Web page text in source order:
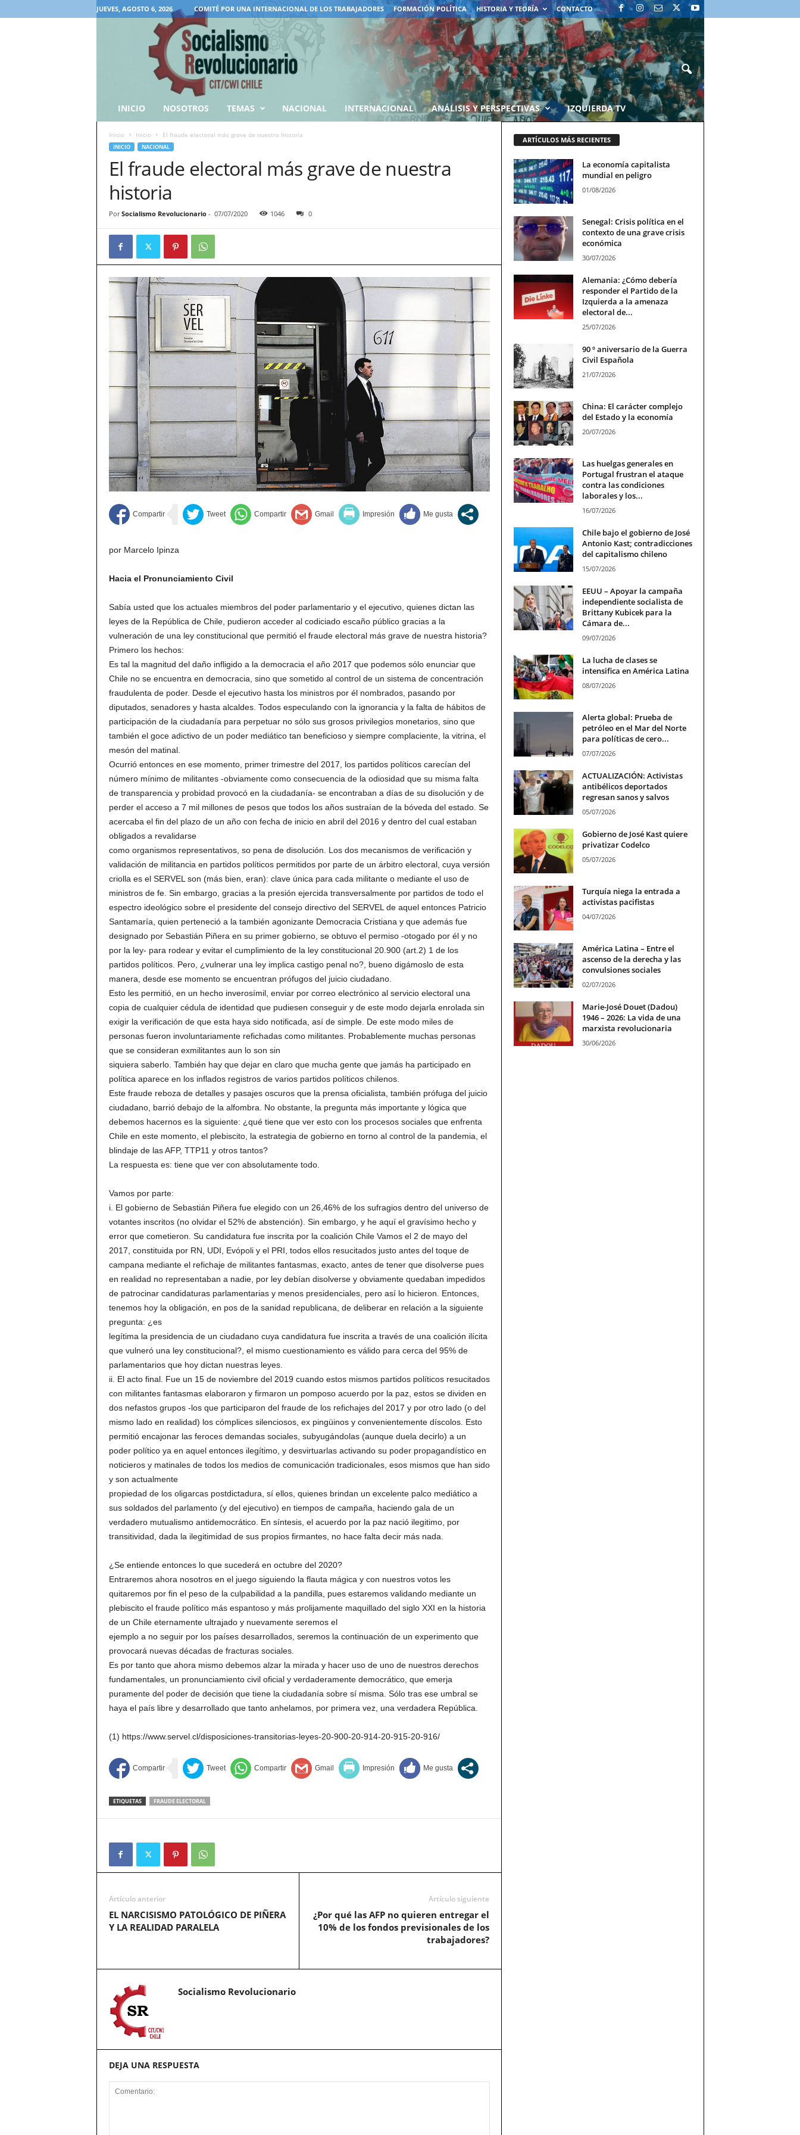
JUEVES, AGOSTO 6, 2026 COMITÉ POR UNA INTERNACIONAL DE LOS TRABAJADORES FORMACIÓN POLÍTICA HISTORIA Y TEORÍA CONTACTO
INICIO NOSOTROS TEMAS NACIONAL INTERNACIONAL ANÁLISIS Y PERSPECTIVAS IZQUIERDA TV
Inicio Inicio El fraude electoral más grave de nuestra historia
INICIO NACIONAL
El fraude electoral más grave de nuestra
historia
Por Socialismo Revolucionario- 07/07/2020 1046 0
por Marcelo Ipinza
Hacia el Pronunciamiento Civil
Sabía usted que los actuales miembros del poder parlamentario y el ejecutivo, quienes dictan las
leyes de la República de Chile, pudieron acceder al codiciado escaño público gracias a la
vulneración de una ley constitucional que permitió el fraude electoral más grave de nuestra historia?
Primero los hechos:
Es tal la magnitud del daño infligido a la democracia el año 2017 que podemos sólo enunciar que
Chile no se encuentra en democracia, sino que sometido al control de un sistema de concentración
fraudulenta de poder. Desde el ejecutivo hasta los ministros por él nombrados, pasando por
diputados, senadores y hasta alcaldes. Todos especulando con la ignorancia y la falta de hábitos de
participación de la ciudadanía para perpetuar no sólo sus grosos privilegios monetarios, sino que
también el goce adictivo de un poder mediático tan beneficioso y siempre complaciente, la vitrina, el
mesón del matinal.
Ocurrió entonces en ese momento, primer trimestre del 2017, los partidos políticos carecían del
número mínimo de militantes -obviamente como consecuencia de la odiosidad que su misma falta
de transparencia y probidad provocó en la ciudadanía- se encontraban a días de su disolución y de
perder el acceso a 7 mil millones de pesos que todos los años sustraían de la bóveda del estado. Se
acercaba el fin del plazo de un año con fecha de inicio en abril del 2016 y dentro del cual estaban
obligados a revalidarse
como organismos representativos, so pena de disolución. Los dos mecanismos de verificación y
validación de militancia en partidos políticos permitidos por parte de un árbitro electoral, cuya versión
criolla es el SERVEL son (más bien, eran): clave única para cada militante o mediante el uso de
ministros de fe. Sin embargo, gracias a la presión ejercida transversalmente por partidos de todo el
espectro ideológico sobre el presidente del consejo directivo del SERVEL de aquel entonces Patricio
Santamaría, quien perteneció a la también agonizante Democracia Cristiana y que además fue
designado por Sebastián Piñera en su primer gobierno, se obtuvo el permiso -otogado por él y no
por la ley- para rodear y evitar el cumplimiento de la ley constitucional 20.900 (art.2) 1 de los
partidos políticos. Pero, ¿vulnerar una ley implica castigo penal no?, bueno digámoslo de esta
manera, desde ese momento se encuentran prófugos del juicio ciudadano.
Esto les permitió, en un hecho inverosímil, enviar por correo electrónico al servicio electoral una
copia de cualquier cédula de identidad que pudiesen conseguir y de este modo dejarla enrolada sin
exigir la verificación de que esta haya sido notificada, así de simple. De este modo miles de
personas fueron involuntariamente refichadas como militantes. Probablemente muchas personas
que se consideran exmilitantes aun lo son sin
siquiera saberlo. También hay que dejar en claro que mucha gente que jamás ha participado en
política aparece en los inflados registros de varios partidos políticos chilenos.
Este fraude reboza de detalles y pasajes oscuros que la prensa oficialista, también prófuga del juicio
ciudadano, barrió debajo de la alfombra. No obstante, la pregunta más importante y lógica que
debemos hacernos es la siguiente: ¿qué tiene que ver esto con los procesos sociales que enfrenta
Chile en este momento, el plebiscito, la estrategia de gobierno en torno al control de la pandemia, el
blindaje de las AFP, TTP11 y otros tantos?
La respuesta es: tiene que ver con absolutamente todo.
Vamos por parte:
i. El gobierno de Sebastián Piñera fue elegido con un 26,46% de los sufragios dentro del universo de
votantes inscritos (no olvidar el 52% de abstención). Sin embargo, y he aquí el gravísimo hecho y
error que cometieron. Su candidatura fue inscrita por la coalición Chile Vamos el 2 de mayo del
2017, constituida por RN, UDI, Evópoli y el PRI, todos ellos resucitados justo antes del toque de
campana mediante el refichaje de militantes fantasmas, exacto, antes de tener que disolverse pues
en realidad no representaban a nadie, por ley debían disolverse y obviamente quedaban impedidos
de patrocinar candidaturas parlamentarias y menos presidenciales, pero así lo hicieron. Entonces,
tenemos hoy la obligación, en pos de la sanidad republicana, de deliberar en relación a la siguiente
pregunta: ¿es
legítima la presidencia de un ciudadano cuya candidatura fue inscrita a través de una coalición ilícita
que vulneró una ley constitucional?, el mismo cuestionamiento es válido para cerca del 95% de
parlamentarios que hoy dictan nuestras leyes.
ii. El acto final. Fue un 15 de noviembre del 2019 cuando estos mismos partidos políticos resucitados
con militantes fantasmas elaboraron y firmaron un pomposo acuerdo por la paz, estos se dividen en
dos nefastos grupos -los que participaron del fraude de los refichajes del 2017 y por otro lado (o del
mismo lado en realidad) los cómplices silenciosos, ex pingüinos y convenientemente díscolos. Esto
permitió encajonar las feroces demandas sociales, subyugándolas (aunque duela decirlo) a un
poder político ya en aquel entonces ilegítimo, y desvirtuarlas activando su poder propagandístico en
noticieros y matinales de todos los medios de comunicación tradicionales, esos mismos que han sido
y son actualmente
propiedad de los oligarcas postdictadura, sí ellos, quienes brindan un excelente palco mediático a
sus soldados del parlamento (y del ejecutivo) en tiempos de campaña, haciendo gala de un
verdadero mutualismo antidemocrático. En síntesis, el acuerdo por la paz nació ilegitimo, por
transitividad, dada la ilegitimidad de sus propios firmantes, no hace falta decir más nada.
¿Se entiende entonces lo que sucederá en octubre del 2020?
Entraremos ahora nosotros en el juego siguiendo la flauta mágica y con nuestros votos les
quitaremos por fin el peso de la culpabilidad a la pandilla, pues estaremos validando mediante un
plebiscito el fraude político más espantoso y más prolijamente maquillado del siglo XXI en la historia
de un Chile eternamente ultrajado y nuevamente seremos el
ejemplo a no seguir por los países desarrollados, seremos la continuación de un experimento que
provocará nuevas décadas de fracturas sociales.
Es por tanto que ahora mismo debemos alzar la mirada y hacer uso de uno de nuestros derechos
fundamentales, un pronunciamiento civil oficial y verdaderamente democrático, que emerja
puramente del poder de decisión que tiene la ciudadanía sobre sí misma. Sólo tras ese umbral se
haya el país libre y desarrollado que tanto anhelamos, por primera vez, una verdadera República.
(1) https://www.servel.cl/disposiciones-transitorias-leyes-20-900-20-914-20-915-20-916/
ETIQUETAS FRAUDE ELECTORAL
Artículo anterior
EL NARCISISMO PATOLÓGICO DE PIÑERA
Y LA REALIDAD PARALELA
Artículo siguiente
¿Por qué las AFP no quieren entregar el
10% de los fondos previsionales de los
trabajadores?
Socialismo Revolucionario
DEJA UNA RESPUESTA
ARTÍCULOS MÁS RECIENTES
La economía capitalista
mundial en peligro
01/08/2026
Senegal: Crisis política en el
contexto de una grave crisis
económica
30/07/2026
Alemania: ¿Cómo debería
responder el Partido de la
Izquierda a la amenaza
electoral de...
25/07/2026
90 º aniversario de la Guerra
Civil Española
21/07/2026
China: El carácter complejo
del Estado y la economía
20/07/2026
Las huelgas generales en
Portugal frustran el ataque
contra las condiciones
laborales y los...
16/07/2026
Chile bajo el gobierno de José
Antonio Kast; contradicciones
del capitalismo chileno
15/07/2026
EEUU – Apoyar la campaña
independiente socialista de
Brittany Kubicek para la
Cámara de...
09/07/2026
La lucha de clases se
intensifica en América Latina
08/07/2026
Alerta global: Prueba de
petróleo en el Mar del Norte
para políticas de cero...
07/07/2026
ACTUALIZACIÓN: Activistas
antibélicos deportados
regresan sanos y salvos
05/07/2026
Gobierno de José Kast quiere
privatizar Codelco
05/07/2026
Turquía niega la entrada a
activistas pacifistas
04/07/2026
América Latina – Entre el
ascenso de la derecha y las
convulsiones sociales
02/07/2026
Marie-José Douet (Dadou)
1946 – 2026: La vida de una
marxista revolucionaria
30/06/2026